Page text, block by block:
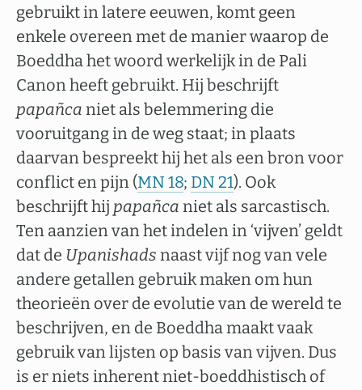
gebruikt in latere eeuwen, komt geen
enkele overeen met de manier waarop de
Boeddha het woord werkelijk in de Pali
Canon heeft gebruikt. Hij beschrijft
papañca niet als belemmering die
vooruitgang in de weg staat; in plaats
daarvan bespreekt hij het als een bron voor
conflict en pijn (MN 18; DN 21). Ook
beschrijft hij papañca niet als sarcastisch.
Ten aanzien van het indelen in ‘vijven’ geldt
dat de Upanishads naast vijf nog van vele
andere getallen gebruik maken om hun
theorieën over de evolutie van de wereld te
beschrijven, en de Boeddha maakt vaak
gebruik van lijsten op basis van vijven. Dus
is er niets inherent niet-boeddhistisch of